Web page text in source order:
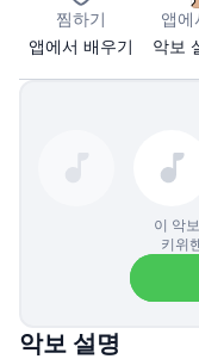
찜하기 앱에
앱에서 배우기
악보
이 악
키위
악보 설명